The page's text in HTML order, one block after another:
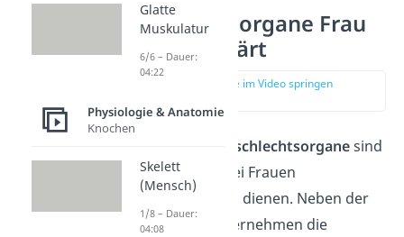
Geschlechtsorgane Frau
einfach erklärt
zur Stelle im Video springen
Geschlechtsorganesind
alle Organe, die bei Frauen
Fortpflanzung
dienen. Neben der
Fortpflanzung übernehmen die
Glatte
Muskulatur
6/6 – Dauer:
04:22
Physiologie & Anatomie
Knochen
Skelett
(Mensch)
1/8 – Dauer:
04:08